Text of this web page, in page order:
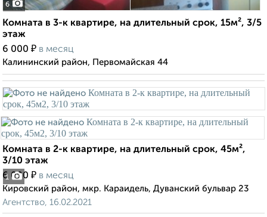
6
Комната в 3-к квартире, на длительный срок, 15м², 3/5
этаж
6 000 ₽ в месяц
Калининский район, Первомайская 44
1
Комната в 2-к квартире, на длительный срок, 45м²,
3/10 этаж
6 000 ₽ в месяц
Кировский район, мкр. Караидель, Дуванский бульвар 23
Агентство, 16.02.2021